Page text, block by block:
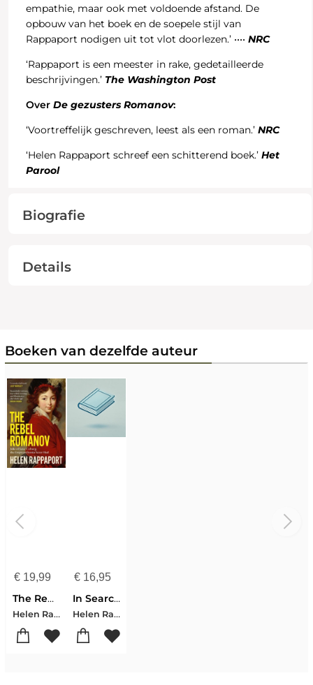
empathie, maar ook met voldoende afstand. De
opbouw van het boek en de soepele stijl van
Rappaport nodigen uit tot vlot doorlezen.’ •••• NRC
‘Rappaport is een meester in rake, gedetailleerde
beschrijvingen.’ The Washington Post
Over De gezusters Romanov:
‘Voortreffelijk geschreven, leest als een roman.’ NRC
‘Helen Rappaport schreef een schitterend boek.’Het
Parool
Biografie
Details
Boeken van dezelfde auteur
€19,99
The Rebel Romanov
Helen Rappaport
€16,95
In Search of Mary Seacole
Helen Rappaport